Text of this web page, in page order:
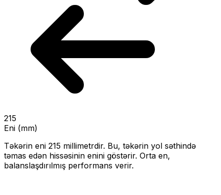
215
Eni (mm)
Təkərin eni 215 millimetrdir. Bu, təkərin yol səthində
təmas edən hissəsinin enini göstərir. Orta en,
balanslaşdırılmış performans verir.